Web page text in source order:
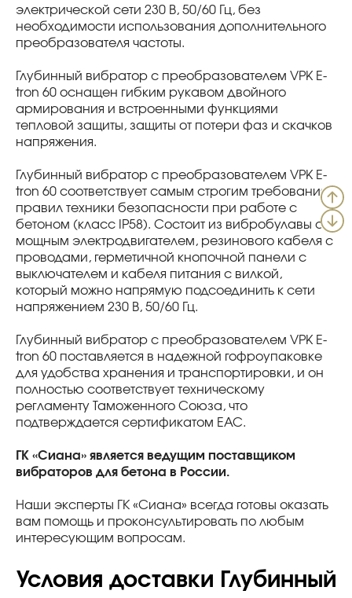
электрической сети 230 В, 50/60 Гц, без
необходимости использования дополнительного
преобразователя частоты.
Глубинный вибратор с преобразователем VPK E-
tron 60 оснащен гибким рукавом двойного
армирования и встроенными функциями
тепловой защиты, защиты от потери фаз и скачков
напряжения.
Глубинный вибратор с преобразователем VPK E-
tron 60 соответствует самым строгим требованиям
правил техники безопасности при работе с
бетоном (класс IP58). Состоит из вибробулавы с
мощным электродвигателем, резинового кабеля с
проводами, герметичной кнопочной панели с
выключателем и кабеля питания с вилкой,
который можно напрямую подсоединить к сети
напряжением 230 В, 50/60 Гц.
Глубинный вибратор с преобразователем VPK E-
tron 60 поставляется в надежной гофроупаковке
для удобства хранения и транспортировки, и он
полностью соответствует техническому
регламенту Таможенного Союза, что
подтверждается сертификатом ЕАС.
ГК «Сиана» является ведущим поставщиком
вибраторов для бетона в России.
Наши эксперты ГК «Сиана» всегда готовы оказать
вам помощь и проконсультировать по любым
интересующим вопросам.
Условия доставки Глубинный